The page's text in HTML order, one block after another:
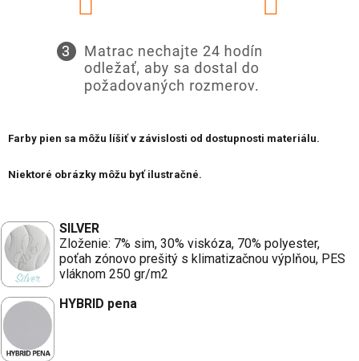
Farby pien sa môžu líšiť v závislosti od dostupnosti materiálu.
Niektoré obrázky môžu byť ilustračné.
SILVER
Zloženie: 7% sim, 30% viskóza, 70% polyester,
poťah zónovo prešitý s klimatizačnou výplňou, PES
vláknom 250 gr/m2
HYBRID pena